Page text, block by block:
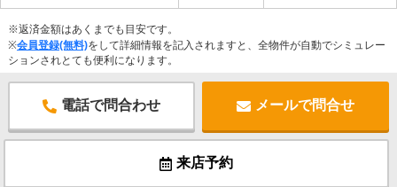
※返済金額はあくまでも目安です。
※会員登録(無料)をして詳細情報を記入されますと、全物件が自動でシミュレー
ションされとても便利になります。
電話で問合わせ メールで問合せ
来店予約